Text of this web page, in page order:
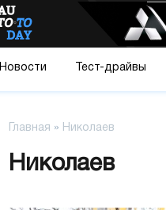
Новости Тест-драйвы
Главная » Николаев
Николаев